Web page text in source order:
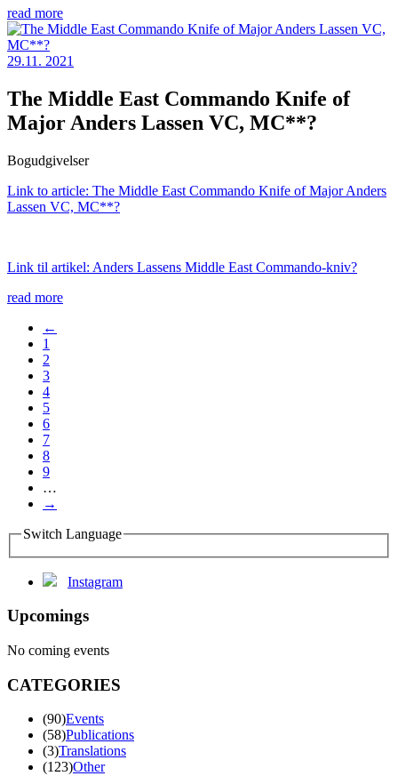
read more
29.11. 2021
The Middle East Commando Knife of
Major Anders Lassen VC, MC**?
Bogudgivelser
Link to article: The Middle East Commando Knife of Major Anders
Lassen VC, MC**?
Link til artikel: Anders Lassens Middle East Commando-kniv?
read more
←
1
2
3
4
5
6
7
8
9
…
→
Switch Language
Instagram
Upcomings
No coming events
CATEGORIES
(90)Events
(58)Publications
(3)Translations
(123)Other